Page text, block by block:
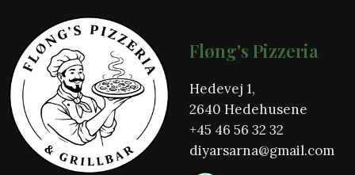
Fløng's Pizzeria
Hedevej 1,
2640 Hedehusene
+45 46 56 32 32
diyarsarna@gmail.com